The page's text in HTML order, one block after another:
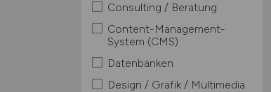
Consulting / Beratung
Content-Management-
System (CMS)
Datenbanken
Design / Grafik / Multimedia